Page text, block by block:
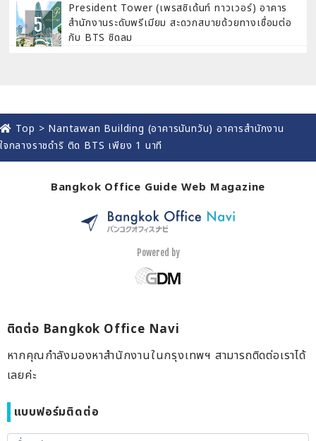
President Tower (เพรสซิเด้นท์ ทาวเวอร์) อาคาร
สำนักงานระดับพรีเมียม สะดวกสบายด้วยทางเชื่อมต่อ
กับ BTS ชิดลม
Top > Nantawan Building (อาคารนันทวัน) อาคารสำนักงาน
ใจกลางราชดำริ ติด BTS เพียง 1 นาที
Bangkok Office Guide Web Magazine
Powered by
ติดต่อ Bangkok Office Navi
หากคุณกำลังมองหาสำนักงานในกรุงเทพฯ สามารถติดต่อเราได้
เลยค่ะ
แบบฟอร์มติดต่อ